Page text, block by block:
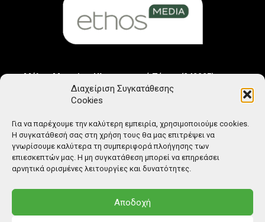
Διαχείριση Συγκατάθεσης
Cookies
Για να παρέχουμε την καλύτερη εμπειρία, χρησιμοποιούμε cookies.
Η συγκατάθεσή σας στη χρήση τους θα μας επιτρέψει να
γνωρίσουμε καλύτερα τη συμπεριφορά πλοήγησης των
επιεσκεπτών μας. Η μη συγκατάθεση μπορεί να επηρεάσει
αρνητικά ορισμένες λειτουργίες και δυνατότητες.
Αποδοχή
Μέλος Μητρώου Ηλεκτρονικού Τύπου (242225)